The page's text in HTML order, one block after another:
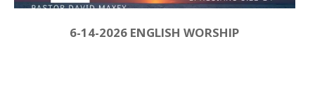
6-14-2026 ENGLISH WORSHIP